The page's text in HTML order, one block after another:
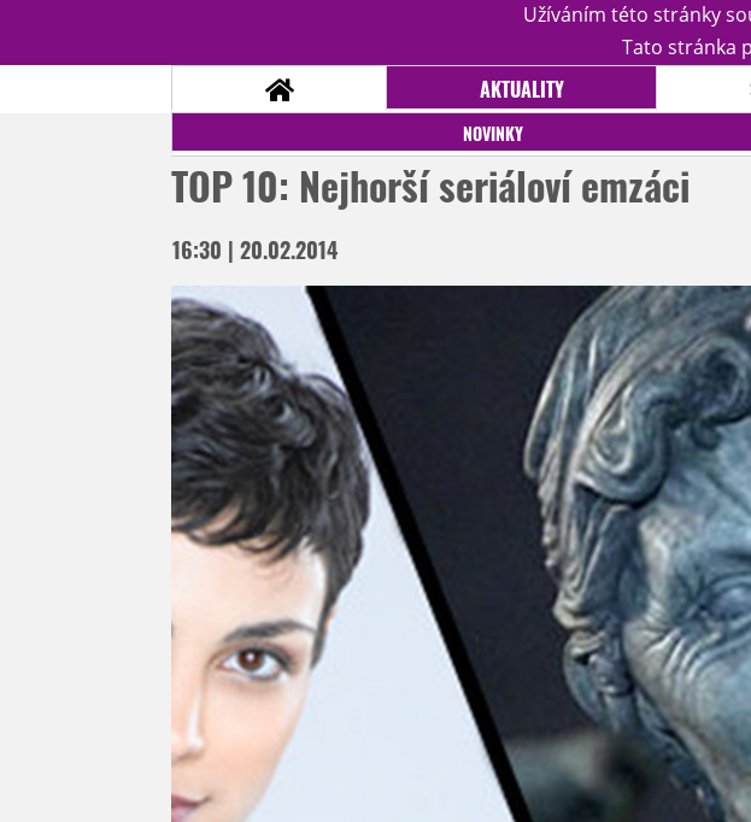
Užíváním této stránky
Tato stránka
AKTUALITY
STATISTIKY
NOVINKY
TOP 10: Nejhorší seriáloví emzáci
16:30 | 20.02.2014